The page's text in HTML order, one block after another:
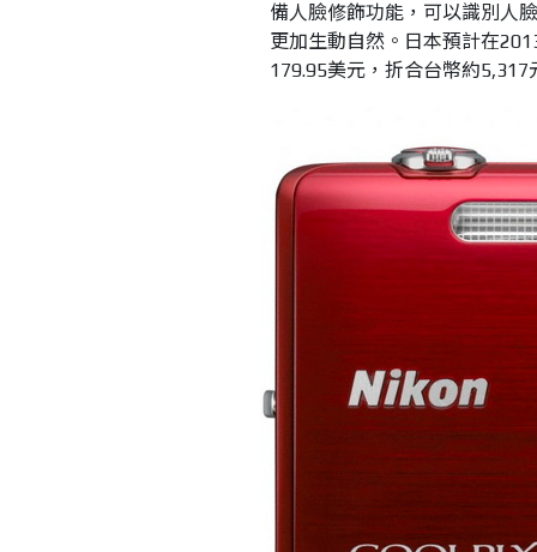
備人臉修飾功能，可以識別人
更加生動自然。日本預計在
179.95美元，折合台幣約5,317